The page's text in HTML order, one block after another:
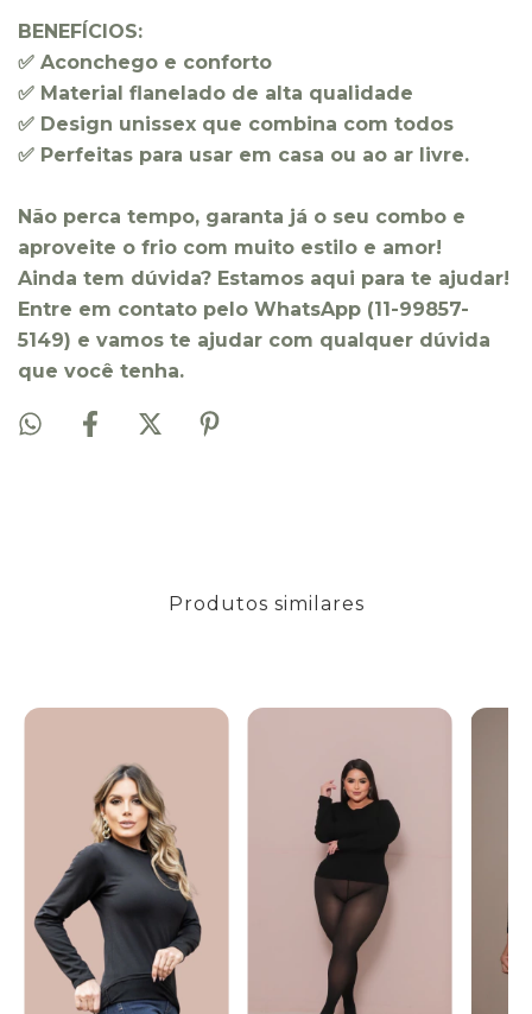
BENEFÍCIOS:
✅ Aconchego e conforto
✅ Material flanelado de alta qualidade
✅ Design unissex que combina com todos
✅ Perfeitas para usar em casa ou ao ar livre.
Não perca tempo, garanta já o seu combo e
aproveite o frio com muito estilo e amor!
Ainda tem dúvida? Estamos aqui para te ajudar!
Entre em contato pelo WhatsApp (11-99857-
5149) e vamos te ajudar com qualquer dúvida
que você tenha.
Produtos similares